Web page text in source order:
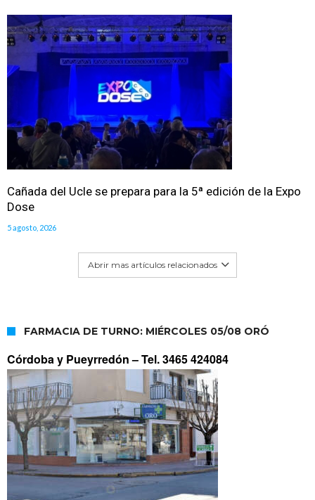
Cañada del Ucle se prepara para la 5ª edición de la Expo
Dose
5 agosto, 2026
Abrir mas artículos relacionados
FARMACIA DE TURNO: MIÉRCOLES 05/08 ORÓ
Córdoba y Pueyrredón –Tel. 3465 424084